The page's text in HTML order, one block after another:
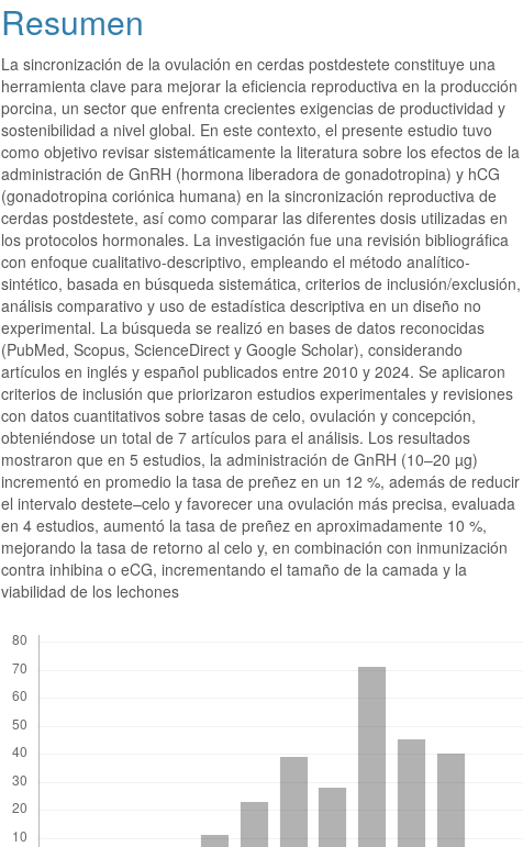
Resumen
La sincronización de la ovulación en cerdas postdestete constituye una
herramienta clave para mejorar la eficiencia reproductiva en la producción
porcina, un sector que enfrenta crecientes exigencias de productividad y
sostenibilidad a nivel global. En este contexto, el presente estudio tuvo
como objetivo revisar sistemáticamente la literatura sobre los efectos de la
administración de GnRH (hormona liberadora de gonadotropina) y hCG
(gonadotropina coriónica humana) en la sincronización reproductiva de
cerdas postdestete, así como comparar las diferentes dosis utilizadas en
los protocolos hormonales. La investigación fue una revisión bibliográfica
con enfoque cualitativo-descriptivo, empleando el método analítico-
sintético, basada en búsqueda sistemática, criterios de inclusión/exclusión,
análisis comparativo y uso de estadística descriptiva en un diseño no
experimental. La búsqueda se realizó en bases de datos reconocidas
(PubMed, Scopus, ScienceDirect y Google Scholar), considerando
artículos en inglés y español publicados entre 2010 y 2024. Se aplicaron
criterios de inclusión que priorizaron estudios experimentales y revisiones
con datos cuantitativos sobre tasas de celo, ovulación y concepción,
obteniéndose un total de 7 artículos para el análisis. Los resultados
mostraron que en 5 estudios, la administración de GnRH (10–20 µg)
incrementó en promedio la tasa de preñez en un 12 %, además de reducir
el intervalo destete–celo y favorecer una ovulación más precisa, evaluada
en 4 estudios, aumentó la tasa de preñez en aproximadamente 10 %,
mejorando la tasa de retorno al celo y, en combinación con inmunización
contra inhibina o eCG, incrementando el tamaño de la camada y la
viabilidad de los lechones